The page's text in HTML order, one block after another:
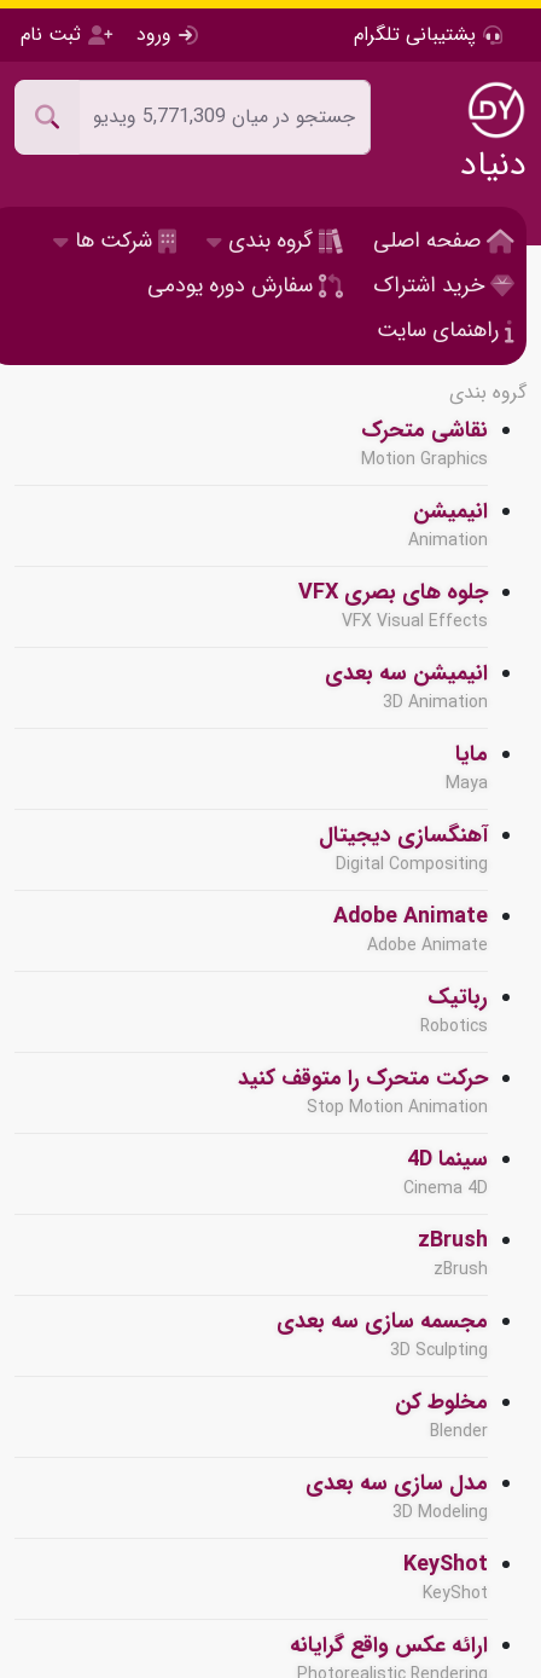
پشتیبانی تلگرام ورود ثبت نام
دنیاد
صفحه اصلی گروه بندی
شرکت ها
خرید اشتراک
سفارش دوره یودمی
راهنمای سایت
گروه بندی
نقاشی متحرک
Motion Graphics
انیمیشن
Animation
جلوه های بصری VFX
VFX Visual Effects
انیمیشن سه بعدی
3D Animation
مایا
Maya
آهنگسازی دیجیتال
Digital Compositing
Adobe Animate
Adobe Animate
رباتیک
Robotics
حرکت متحرک را متوقف کنید
Stop Motion Animation
سینما 4D
Cinema 4D
zBrush
zBrush
مجسمه سازی سه بعدی
3D Sculpting
مخلوط کن
Blender
مدل سازی سه بعدی
3D Modeling
KeyShot
KeyShot
ارائه عکس واقع گرایانه